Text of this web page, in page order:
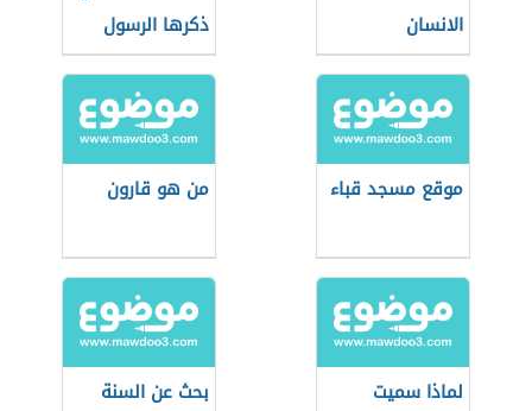
الانسان
ذكرها الرسول
موقع مسجد قباء من هو قارون
لماذا سميت
بحث عن السنة